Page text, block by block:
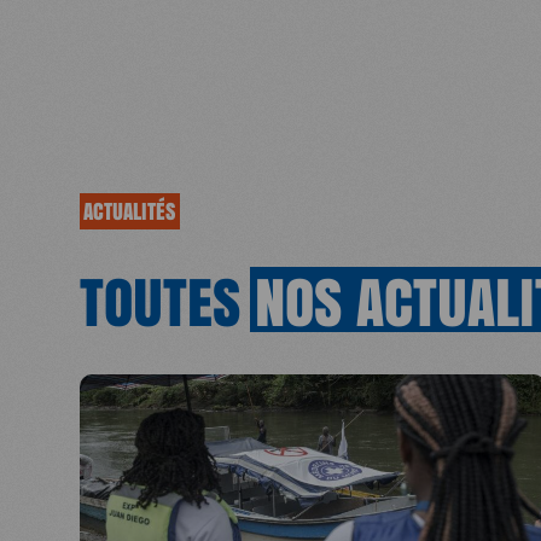
ACTUALITÉS
TOUTESNOS